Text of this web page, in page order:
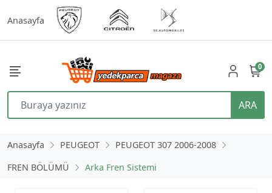
Anasayfa
ARA
0
Anasayfa PEUGEOT
PEUGEOT 307 2006-2008
FREN BÖLÜMÜ
Arka Fren Sistemi